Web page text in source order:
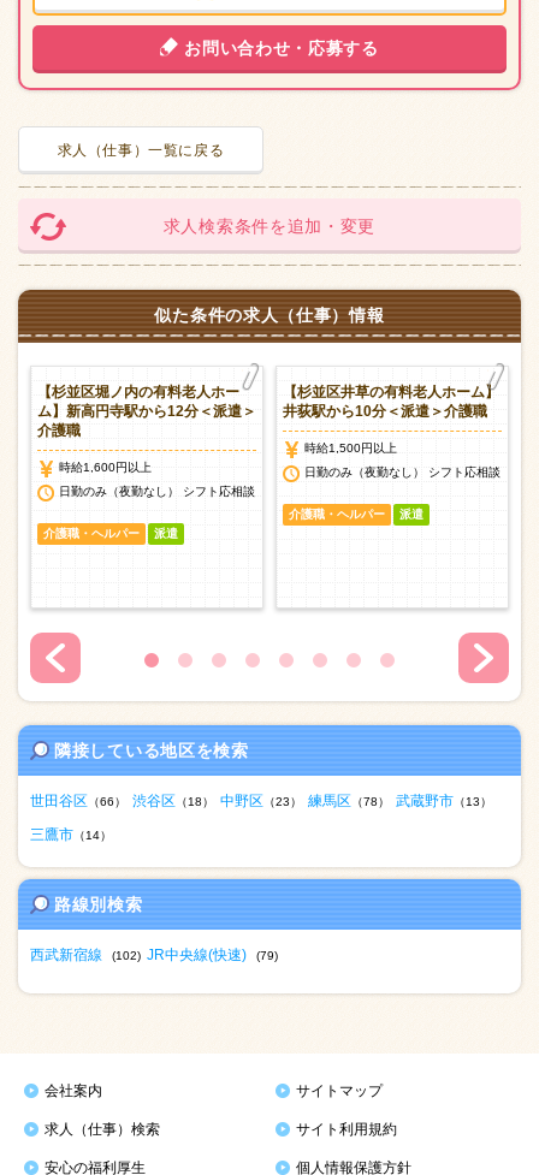
お問い合わせ・応募する
求人（仕事）一覧に戻る
求人検索条件を追加・変更
似た条件の求人（仕事）情報
【杉並区堀ノ内の有料老人ホー
ム】新高円寺駅から12分＜派遣＞
介護職
時給1,600円以上
日勤のみ（夜勤なし） シフト応相談
介護職・ヘルパー 派遣
【杉並区井草の有料老人ホーム】
井荻駅から10分＜派遣＞介護職
時給1,500円以上
日勤のみ（夜勤なし） シフト応相談
介護職・ヘルパー 派遣
隣接している地区を検索
世田谷区 （66） 渋谷区 （18） 中野区 （23） 練馬区 （78） 武蔵野市 （13）
三鷹市 （14）
路線別検索
西武新宿線 (102) JR中央線(快速) (79)
会社案内 サイトマップ
求人（仕事）検索 サイト利用規約
安心の福利厚生 個人情報保護方針